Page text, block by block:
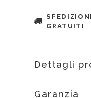
GRATUITI
Dettagli
Garanzia